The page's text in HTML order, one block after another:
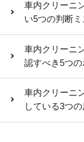
車内クリーニ
い5つの判断ミ
車内クリーニ
認すべき5つの
車内クリーニ
している3つの